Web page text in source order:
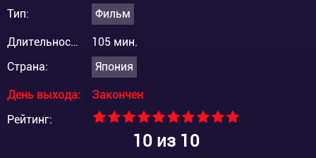
Тип: Фильм
Длительность:
105 мин.
Страна:
Япония
День выхода:
Закончен
Рейтинг:
10из 10